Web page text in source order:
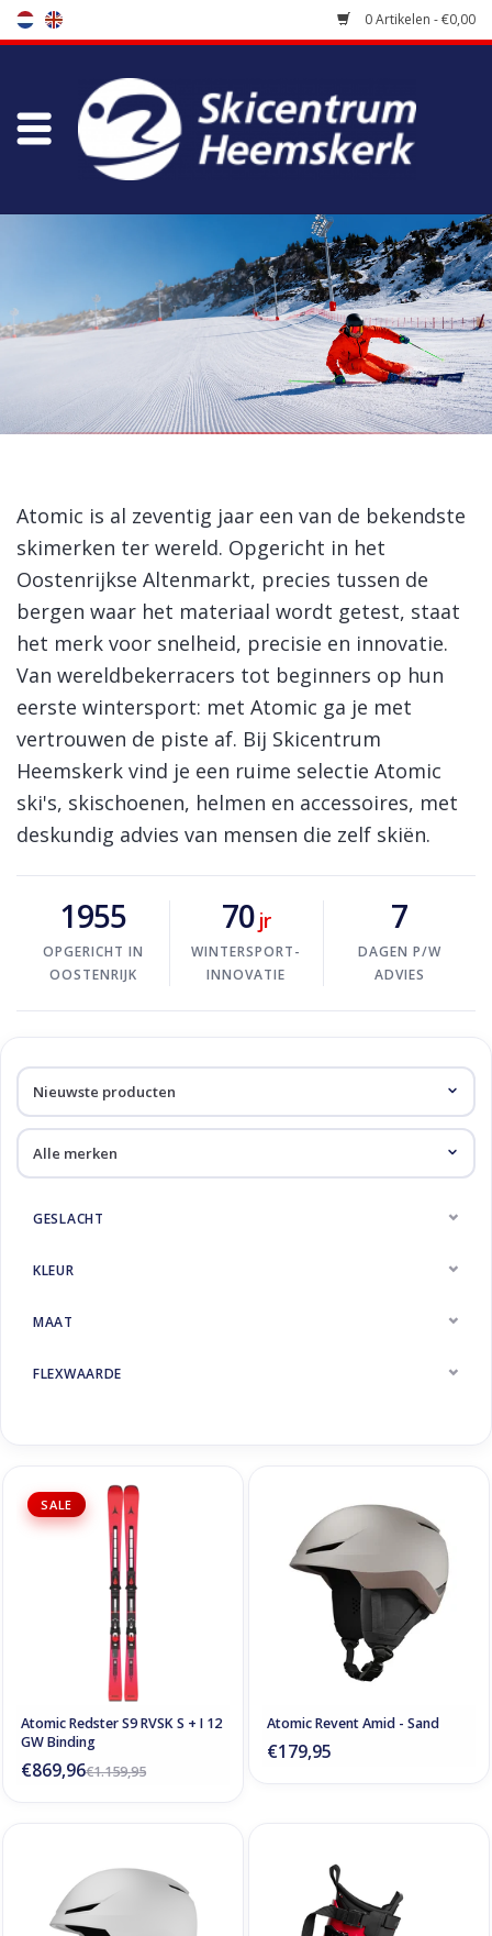
0 Artikelen - €0,00
Winkel
Onderhoud
Koopgidsen
Atomic ski's en skischoenen
Atomic is al zeventig jaar een van de bekendste
skimerken ter wereld. Opgericht in het
Oostenrijkse Altenmarkt, precies tussen de
bergen waar het materiaal wordt getest, staat
het merk voor snelheid, precisie en innovatie.
Van wereldbekerracers tot beginners op hun
eerste wintersport: met Atomic ga je met
vertrouwen de piste af. Bij Skicentrum
Heemskerk vind je een ruime selectie Atomic
ski's, skischoenen, helmen en accessoires, met
deskundig advies van mensen die zelf skiën.
1955
OPGERICHT IN
OOSTENRIJK
70 jr
WINTERSPORT-
INNOVATIE
7
DAGEN P/W
ADVIES
GESLACHT
KLEUR
MAAT
FLEXWAARDE
SALE
Atomic Redster S9 RVSK S + I 12
GW Binding
€1.159,95
€869,96
Atomic Revent Amid - Sand
€179,95